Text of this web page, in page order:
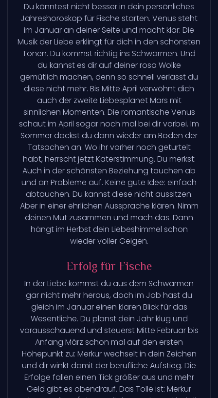
Du könntest nicht besser in dein persönliches
Jahreshoroskop für Fische starten. Venus steht
im Januar an deiner Seite und macht klar: Die
Musik der Liebe erklingt für dich in den schönsten
Tönen. Du kommst richtig ins Schwärmen. Und
du kannst es dir auf deiner rosa Wolke
gemütlich machen, denn so schnell verlässt du
diese nicht mehr. Bis Mitte April verwöhnt dich
auch der zweite Liebesplanet Mars mit
sinnlichen Momenten. Die romantische Venus
schaut im April sogar noch mal bei dir vorbei. Im
Sommer dockst du dann wieder am Boden der
Tatsachen an. Wo ihr vorher noch geturtelt
habt, herrscht jetzt Katerstimmung. Du merkst:
Auch in der schönsten Beziehung tauchen ab
und an Probleme auf. Keine gute Idee: einfach
abtauchen. Du kannst diese nicht aussitzen.
Aber in einer ehrlichen Aussprache klären. Nimm
deinen Mut zusammen und mach das. Dann
hängt im Herbst dein Liebeshimmel schon
wieder voller Geigen.
Erfolg für Fische
In der Liebe kommst du aus dem Schwärmen
gar nicht mehr heraus, doch im Job hast du
gleich im Januar einen klaren Blick für das
Wesentliche. Du planst dein Jahr klug und
vorausschauend und steuerst Mitte Februar bis
Anfang März schon mal auf den ersten
Höhepunkt zu: Merkur wechselt in dein Zeichen
und dir winkt damit der berufliche Aufstieg. Die
Erfolge fallen einen Tick größer aus und mehr
Geld gibt es obendrauf. Das Tolle ist: Merkur